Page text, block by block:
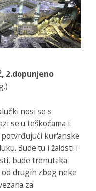
2.dopunjeno
nosi se s
se u teškoćama i
kur'anske
Bude tu i žalosti i
bude trenutaka
od drugih zbog neke
za